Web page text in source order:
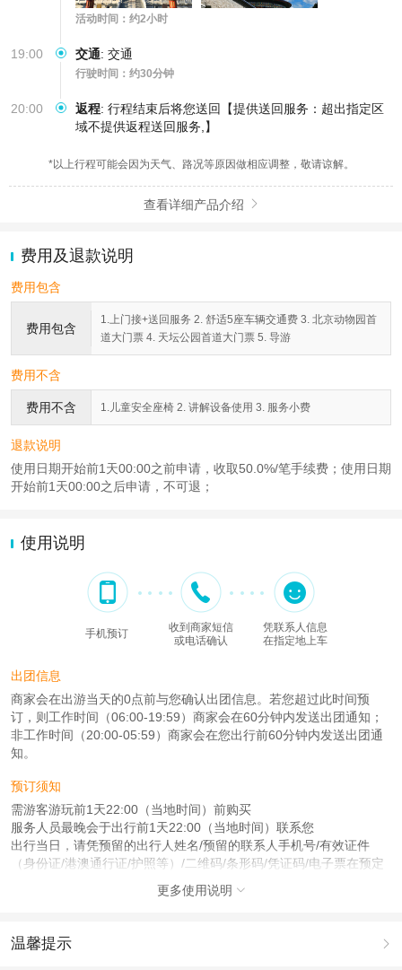
活动时间：约2小时
19:00 交通: 交通
行驶时间：约30分钟
20:00 返程: 行程结束后将您送回【提供送回服务：超出指定区
域不提供返程送回服务,】
*以上行程可能会因为天气、路况等原因做相应调整，敬请谅解。
查看详细产品介绍 
费用及退款说明
费用包含
费用包含
1.上门接+送回服务 2. 舒适5座车辆交通费 3. 北京动物园首
道大门票 4. 天坛公园首道大门票 5. 导游
费用不含
费用不含 1.儿童安全座椅 2. 讲解设备使用 3. 服务小费
退款说明
使用日期开始前1天00:00之前申请，收取50.0%/笔手续费；使用日期
开始前1天00:00之后申请，不可退；
使用说明
手机预订
收到商家短信
或电话确认
凭联系人信息
在指定地上车
出团信息
商家会在出游当天的0点前与您确认出团信息。若您超过此时间预
订，则工作时间（06:00-19:59）商家会在60分钟内发送出团通知；
非工作时间（20:00-05:59）商家会在您出行前60分钟内发送出团通
知。
预订须知
需游客游玩前1天22:00（当地时间）前购买
服务人员最晚会于出行前1天22:00（当地时间）联系您
出行当日，请凭预留的出行人姓名/预留的联系人手机号/有效证件
（身份证/港澳通行证/护照等）/二维码/条形码/凭证码/电子票在预定
本产品由青岛驿路同行国际旅行社有限公司代理招徕，委托社为北京海蜀行旅游
有限公司，具体的旅游服务和操作由委托社及其有资质的地接社提供
更多使用说明 
温馨提示 